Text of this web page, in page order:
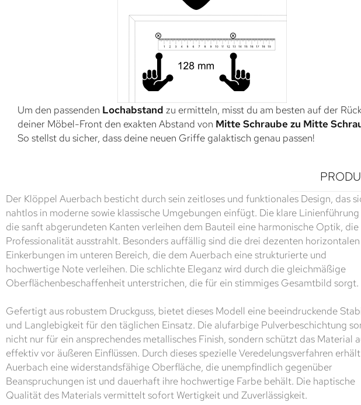
Um den passenden Lochabstand zu ermitteln, misst du am besten auf der
deiner Möbel-Front den exakten Abstand von Mitte Schraube zu Mitte
So stellst du sicher, dass deine neuen Griffe galaktisch genau passen!
Der Klöppel Auerbach besticht durch sein zeitloses und funktionales Design, das
nahtlos in moderne sowie klassische Umgebungen einfügt. Die klare
die sanft abgerundeten Kanten verleihen dem Bauteil eine harmonische Optik, die
Professionalität ausstrahlt. Besonders auffällig sind die drei dezenten horizontalen
Einkerbungen im unteren Bereich, die dem Auerbach eine strukturierte und
hochwertige Note verleihen. Die schlichte Eleganz wird durch die gleichmäßige
Oberflächenbeschaffenheit unterstrichen, die für ein stimmiges Gesamtbild sorgt.
Gefertigt aus robustem Druckguss, bietet dieses Modell eine beeindruckende
und Langlebigkeit für den täglichen Einsatz. Die alufarbige Pulverbeschichtung
nicht nur für ein ansprechendes metallisches Finish, sondern schützt das Material
effektiv vor äußeren Einflüssen. Durch dieses spezielle Veredelungsverfahren
Auerbach eine widerstandsfähige Oberfläche, die unempfindlich gegenüber
Beanspruchungen ist und dauerhaft ihre hochwertige Farbe behält. Die haptische
Qualität des Materials vermittelt sofort Wertigkeit und Zuverlässigkeit.